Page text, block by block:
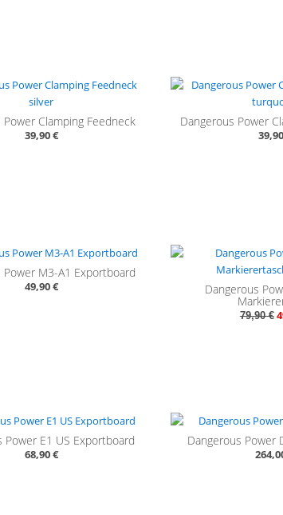
Power Clamping Feedneck
39,90 €
Dangerous Power
Power M3-A1 Exportboard
49,90 € Dangerous
79,90 €
Power E1 US Exportboard
68,90 €
Dangerous Power